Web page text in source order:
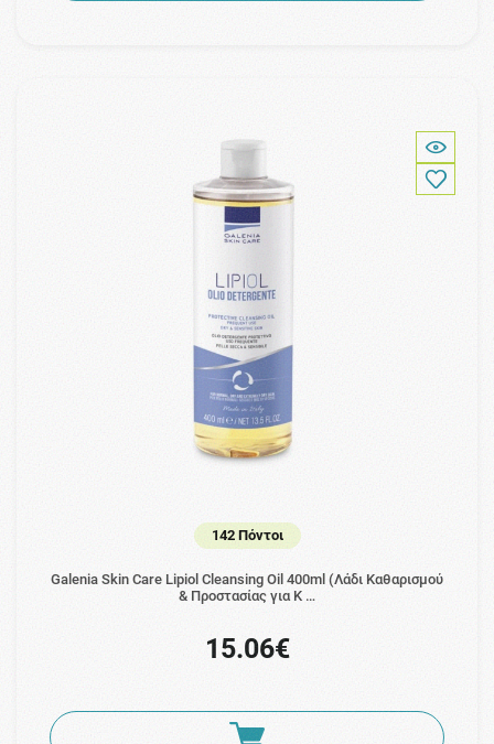
142 Πόντοι
Galenia Skin Care Lipiol Cleansing Oil 400ml (Λάδι Καθαρισμού
& Προστασίας για Κ …
15.06€